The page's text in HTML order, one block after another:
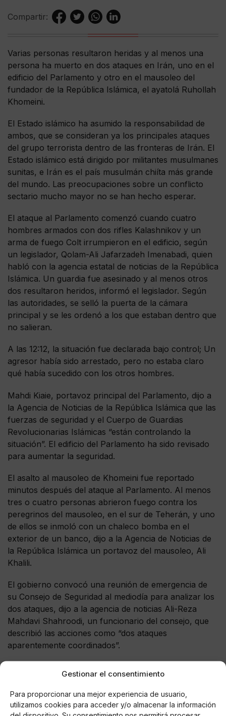
Gestionar el consentimiento
Para proporcionar una mejor experiencia de usuario,
utilizamos cookies para acceder y/o almacenar la información
Compartir:
Varias personas resultaron heridas y al menos una
persona ha muerto en dos ataques en Irán, uno en el
edificio del Parlamento y otro en el mausoleo del
fundador de la República Islámica, el ayatolá Ruhollah
Khomeini.
El Estado islámico ha asumido la responsabilidad de
ambos, que se consideran ya los principales ataques
del grupo terrorista dentro de las fronteras de Irán. El
Estado islámico está dirigido por militantes musulmanes
sunitas, e Irán es el país musulmán chiíta más grande
del mundo. Las preocupaciones sobre un conflicto
sectario mucho mayor no se han hecho esperar.
El ataque al Parlamento comenzó cuando cuatro
hombres armados con dos rifles Kalashnikov y un
arma de fuego Colt irrumpieron en el edificio, según
un legislador, Qolam-Ali Jafarzadeh Imenabadi, quien
habló con la agencia estatal de noticias de la República
Islámica. Un guardia fue asesinado y al menos otros
dos resultaron heridos, informó el legislador. Según
las autoridades, se selló la puerta de la cámara
principal y se les ordenó a los que estaban dentro que
no salieran.
A las 12:12, la situación fue declarada bajo control; Un
agresor había sido arrestado, pero no estaba claro
qué había sucedido con los otros hombres.
Mahdi Kiaie, portavoz principal del Parlamento, dijo a
la Agencia de Noticias de la República Islámica que las
fuerzas de seguridad y el Cuerpo de Guardias
Revolucionarias Islámicas “están controlando la
situación”. El edificio del Parlamento ha sido revisado
para aumentar la seguridad.
El asalto al mausoleo de Khomeini fue reportado
minutos después del ataque al Parlamento. Al menos
tres o cuatro personas abrieron fuego contra los
peregrinos del mausoleo, en el sur de Teherán, y uno
de ellos se inmoló con un chaleco bomba en el
exterior de un banco, dijo a la Agencia de Noticias de
la República Islámica un portavoz del mausoleo, Ali
Khalili.
El gobierno convocó una reunión de emergencia de
su Consejo de Seguridad al mediodía para analizar los
dos ataques, dijo a la agencia de noticias Ali-Reza
Mahdavi Shahroodi, un funcionario del consejo, que
describió las acciones como “dos ataques
aparentemente coordinados”.
AUTOR
Laura Méndez Ugarte